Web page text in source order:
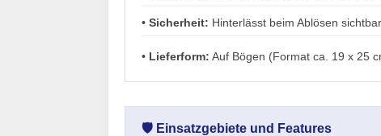
•Sicherheit: Hinterlässt beim Ablösen
• Lieferform: Auf Bögen (Format ca. 19 x 25
🛡️ Einsatzgebiete und Features